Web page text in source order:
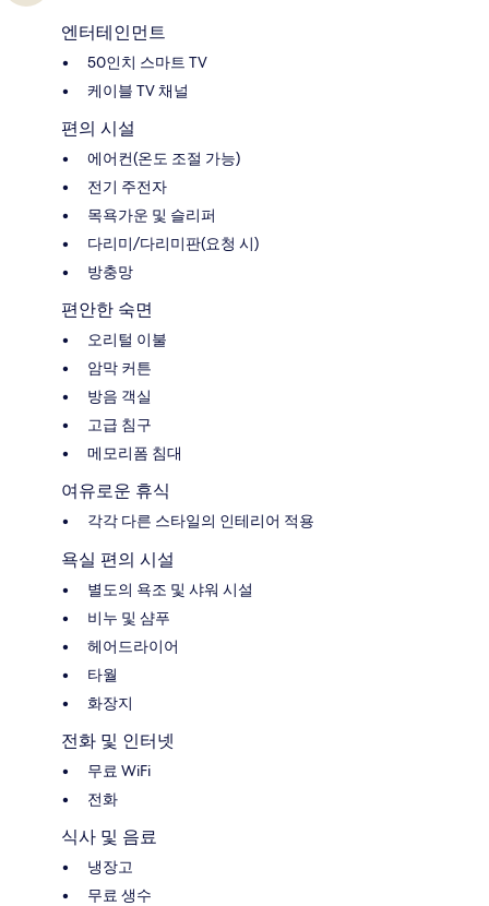
엔터테인먼트
50인치 스마트 TV
케이블 TV 채널
편의 시설
에어컨(온도 조절 가능)
전기 주전자
목욕가운 및 슬리퍼
다리미/다리미판(요청 시)
방충망
편안한 숙면
오리털 이불
암막 커튼
방음 객실
고급 침구
메모리폼 침대
여유로운 휴식
각각 다른 스타일의 인테리어 적용
욕실 편의 시설
별도의 욕조 및 샤워 시설
비누 및 샴푸
헤어드라이어
타월
화장지
전화 및 인터넷
무료 WiFi
전화
식사 및 음료
냉장고
무료 생수